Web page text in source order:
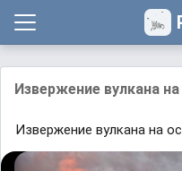
Извержение вулкана
Извержение вулкана на